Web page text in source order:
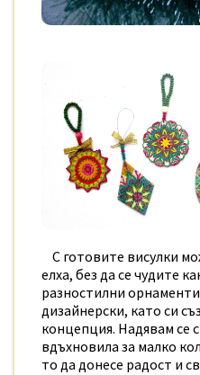
С готовите висулки
елха, без да се чудите
разностилни
дизайнерски, като си
концепция. Надявам се
вдъхновила за малко
то да донесе радост и